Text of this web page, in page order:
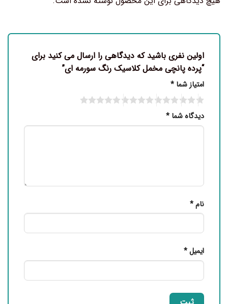
اولین نفری باشید که دیدگاهی را ارسال می کنید برای
“پرده پانچی مخمل کلاسیک رنگ سورمه ای”
امتیاز شما *
دیدگاه شما *
نام*
ایمیل*